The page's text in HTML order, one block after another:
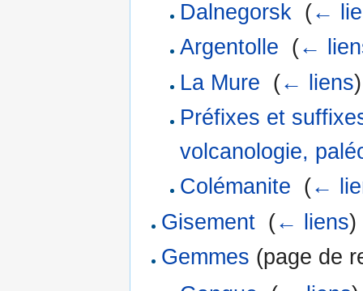
Dalnegorsk (←
Argentolle (←
La Mure (← liens)
Préfixes et
volcanologie,
Colémanite (←
Gisement (← liens)
Gemmes (page de